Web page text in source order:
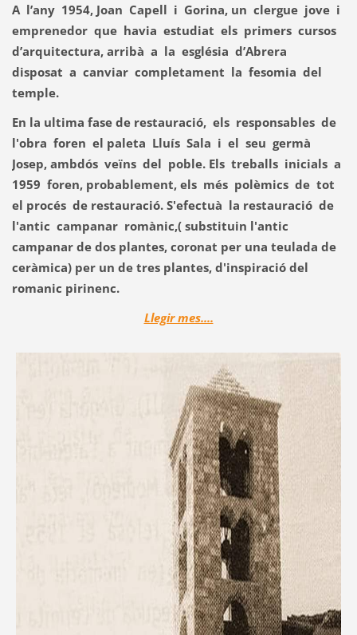
A l’any 1954, Joan Capell i Gorina, un clergue jove i
emprenedor que havia estudiat els primers cursos
d’arquitectura, arribà a la església d’Abrera
disposat a canviar completament la fesomia del
temple.
En la ultima fase de restauració, els responsables de
l'obra foren el paleta Lluís Sala i el seu germà
Josep, ambdós veïns del poble. Els treballs inicials a
1959 foren, probablement, els més polèmics de tot
el procés de restauració. S'efectuà la restauració de
l'antic campanar romànic,( substituin l'antic
campanar de dos plantes, coronat per una teulada de
ceràmica) per un de tres plantes, d'inspiració del
romanic pirinenc.
Llegir mes....